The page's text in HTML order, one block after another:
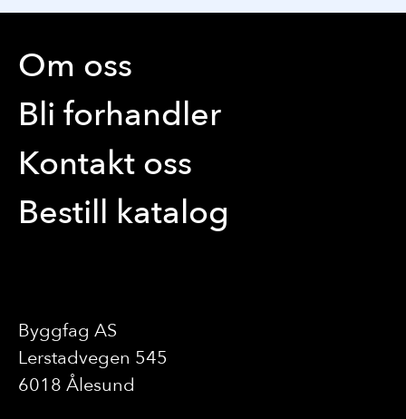
Om oss
Bli forhandler
Kontakt oss
Bestill katalog
Byggfag AS
Lerstadvegen 545
6018 Ålesund